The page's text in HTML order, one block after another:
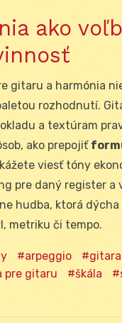
ako
gitaru a harmónia
rozhodnutí.
a textúram
ako prepojiť
viesť tóny
pre daný register
hudba, ktorá dýcha
metriku či tempo.
arpeggio
gitara
pre gitaru
škála